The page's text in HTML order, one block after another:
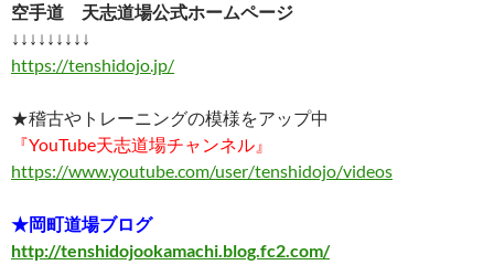
空手道 天志道場公式ホームページ
↓↓↓↓↓↓↓↓↓
https://tenshidojo.jp/
★稽古やトレーニングの模様をアップ中
『YouTube天志道場チャンネル』
https://www.youtube.com/user/tenshidojo/videos
★岡町道場ブログ
http://tenshidojookamachi.blog.fc2.com/